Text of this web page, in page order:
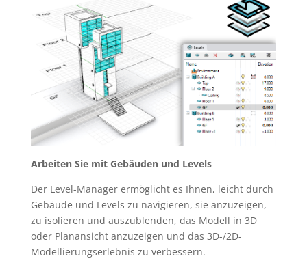
Arbeiten Sie mit Gebäuden und Levels
Der Level-Manager ermöglicht es Ihnen, leicht durch
Gebäude und Levels zu navigieren, sie anzuzeigen,
zu isolieren und auszublenden, das Modell in 3D
oder Planansicht anzuzeigen und das 3D-/2D-
Modellierungserlebnis zu verbessern.